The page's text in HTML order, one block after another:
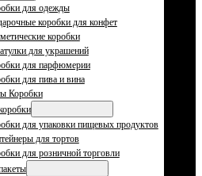
для одежды
коробки для конфет
коробки
для украшений
для парфюмерии
для пива и вина
Коробки
для упаковки пищевых продуктов
для тортов
для розничной торговли